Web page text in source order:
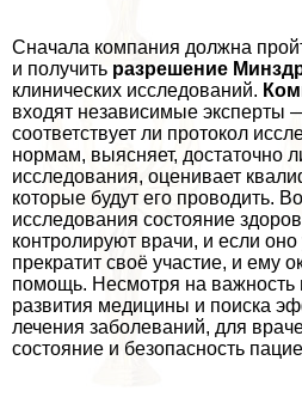
Сначала компания должна
и получить разрешение
клинических исследований.
входят независимые эксперты
соответствует ли протокол
нормам, выясняет, достаточно
исследования, оценивает
которые будут его проводить.
исследования состояние
контролируют врачи, и если
прекратит своё участие, и ему
помощь. Несмотря на важность
развития медицины и поиска
лечения заболеваний, для
состояние и безопасность